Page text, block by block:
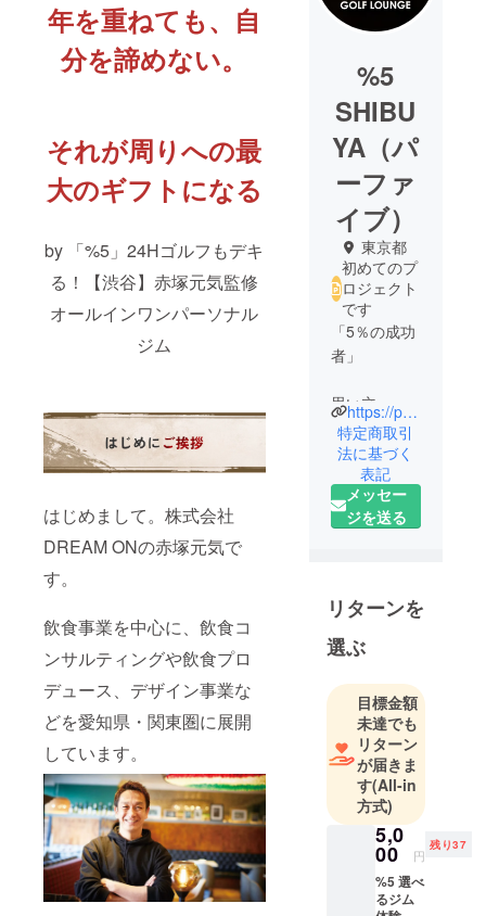
年を重ねても、自
分を諦めない。
それが周りへの最
大のギフトになる
by 「%5」24Hゴルフもデキ
る！【渋谷】赤塚元気監修
オールインワンパーソナル
ジム
はじめまして。株式会社
DREAM ONの赤塚元気で
す。
飲食事業を中心に、飲食コ
ンサルティングや飲食プロ
デュース、デザイン事業な
どを愛知県・関東圏に展開
しています。
%5
SHIBU
YA（パ
ーファ
イブ）
東京都
初めてのプ
ロジェクト
です
「5％の成功
者」
思い立って
行動する人
25%
行動しない
人70%
継続する人
継続する人
は5％、目標
人も5％と言
われていま
す。継続こ
そが成功に
つながり、
その継続こ
そが難しい
と考えてい
ます。
https://par5-shibuya.com
特定商取引
法に基づく
表記
メッセー
ジを送る
リターンを
選ぶ
目標金額
未達でも
リターン
が届きま
す(All-in
方式)
5,0
00 円
残り37
%5 選べ
るジム